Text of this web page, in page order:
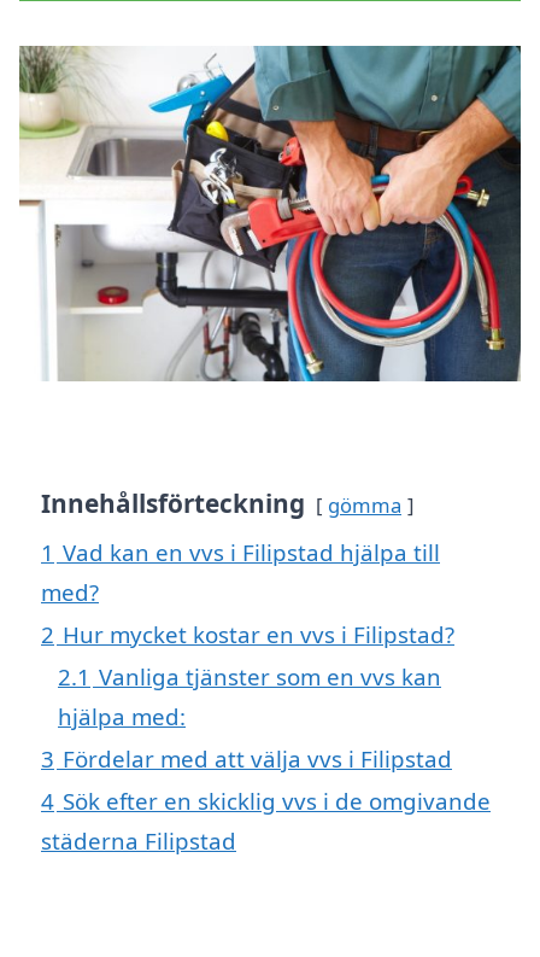
Innehållsförteckning gömma
1 Vad kan en vvs i Filipstad hjälpa till
med?
2 Hur mycket kostar en vvs i Filipstad?
2.1 Vanliga tjänster som en vvs kan
hjälpa med:
3 Fördelar med att välja vvs i Filipstad
4 Sök efter en skicklig vvs i de omgivande
städerna Filipstad